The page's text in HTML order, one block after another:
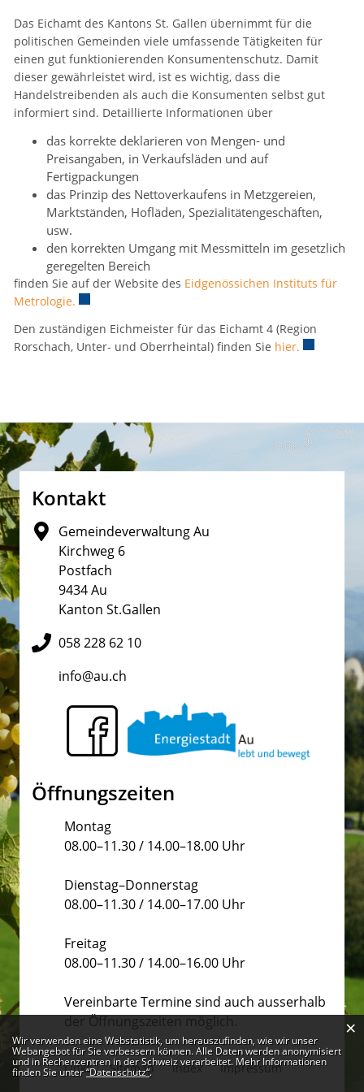
Das Eichamt des Kantons St. Gallen übernimmt für die
politischen Gemeinden viele umfassende Tätigkeiten für
einen gut funktionierenden Konsumentenschutz. Damit
dieser gewährleistet wird, ist es wichtig, dass die
Handelstreibenden als auch die Konsumenten selbst gut
informiert sind. Detaillierte Informationen über
das korrekte deklarieren von Mengen- und
Preisangaben, in Verkaufsläden und auf
Fertigpackungen
das Prinzip des Nettoverkaufens in Metzgereien,
Marktständen, Hofläden, Spezialitätengeschäften,
usw.
den korrekten Umgang mit Messmitteln im gesetzlich
geregelten Bereich
finden Sie auf der Website des Eidgenössichen Instituts für
Metrologie. Externer Link wird in einem neuen Fenster geöffnet.
Den zuständigen Eichmeister für das Eichamt 4 (Region
Rorschach, Unter- und Oberrheintal) finden Sie hier. Externer
Fusszeile
Kontakt
Gemeindeverwaltung Au
Kirchweg 6
Postfach
9434 Au
Kanton St.Gallen
058 228 62 10
info@au.ch
Öffnungszeiten
Montag
08.00–11.30 / 14.00–18.00 Uhr
Dienstag–Donnerstag
08.00–11.30 / 14.00–17.00 Uhr
Freitag
08.00–11.30 / 14.00–16.00 Uhr
Vereinbarte Termine sind auch ausserhalb
der Öffnungszeiten möglich.
Links Sitemap Index
Impressum
Webstatistik
Wir verwenden eine Webstatistik, um herauszufinden, wie wir unser
Webangebot für Sie verbessern können. Alle Daten werden anonymisiert
und in Rechenzentren in der Schweiz verarbeitet. Mehr Informationen
finden Sie unter“Datenschutz“.
×